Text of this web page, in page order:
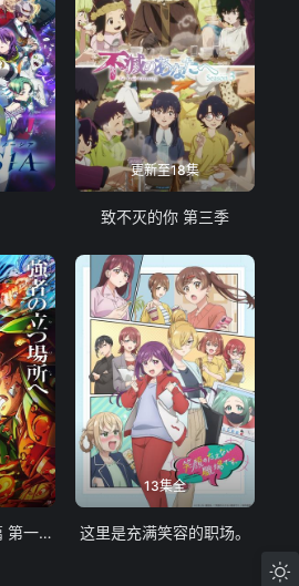
更新至18集
致不灭的你 第三季
鬼灭之刃 无限城篇 第一章 猗窝座再袭
13集全
这里是充满笑容的职场。